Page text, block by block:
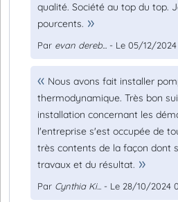
qualité. Société au top du top.
pourcents.
Par evan dereb... - Le 05/12/2024
Nous avons fait installer
thermodynamique. Très bon
installation concernant les
l'entreprise s'est occupée de
très contents de la façon dont
travaux et du résultat.
Par Cynthia Ki... - Le 28/10/2024